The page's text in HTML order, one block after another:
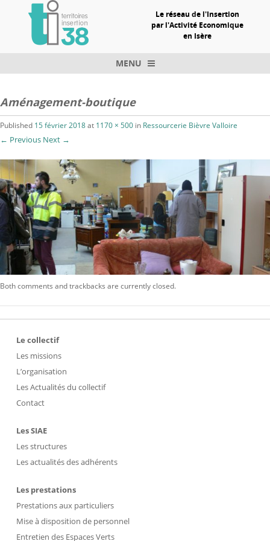
Le réseau de l'Insertion
par l'Activité Economique
en Isère
MENU
Aménagement-boutique
Published 15 février 2018at 1170 × 500 in Ressourcerie Bièvre Valloire
← Previous Next →
Both comments and trackbacks are currently closed.
Le collectif
Les missions
L’organisation
Les Actualités du collectif
Contact
Les SIAE
Les structures
Les actualités des adhérents
Les prestations
Prestations aux particuliers
Mise à disposition de personnel
Entretien des Espaces Verts